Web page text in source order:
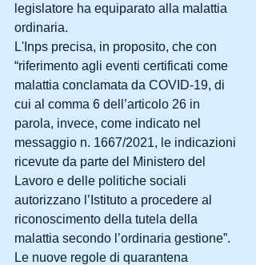
legislatore ha equiparato alla malattia
ordinaria.
L'Inps precisa, in proposito, che con
“riferimento agli eventi certificati come
malattia conclamata da COVID-19, di
cui al comma 6 dell’articolo 26 in
parola, invece, come indicato nel
messaggio n. 1667/2021, le indicazioni
ricevute da parte del Ministero del
Lavoro e delle politiche sociali
autorizzano l’Istituto a procedere al
riconoscimento della tutela della
malattia secondo l’ordinaria gestione”.
Le nuove regole di quarantena